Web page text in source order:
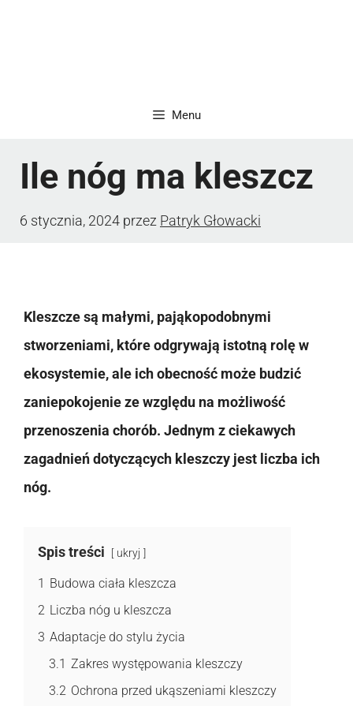
Menu
Ile nóg ma kleszcz
6 stycznia, 2024 przez Patryk Głowacki
Kleszcze są małymi, pająkopodobnymi
stworzeniami, które odgrywają istotną rolę w
ekosystemie, ale ich obecność może budzić
zaniepokojenie ze względu na możliwość
przenoszenia chorób. Jednym z ciekawych
zagadnień dotyczących kleszczy jest liczba ich
nóg.
Spis treści ukryj
1 Budowa ciała kleszcza
2 Liczba nóg u kleszcza
3 Adaptacje do stylu życia
3.1 Zakres występowania kleszczy
3.2 Ochrona przed ukąszeniami kleszczy